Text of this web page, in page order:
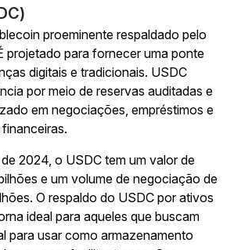
proeminente respaldado pelo
projetado para fornecer uma ponte
digitais e tradicionais. USDC
por meio de reservas auditadas e
em negociações, empréstimos e
2024, o USDC tem um valor de
e um volume de negociação de
O respaldo do USDC por ativos
ideal para aqueles que buscam
para usar como armazenamento